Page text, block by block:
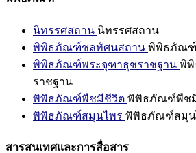
นิทรรศสถาน นิทรรศสถาน
พิพิธภัณฑ์ชลทัศนสถาน พิพิธภัณฑ์
พิพิธภัณฑ์พระจุฑาธุชราชฐาน พิ
ราชฐาน
พิพิธภัณฑ์พืชมีชีวิต พิพิธภัณฑ์พืช
พิพิธภัณฑ์สมุนไพร พิพิธภัณฑ์สมุน
สารสนเทศและการสื่อสาร